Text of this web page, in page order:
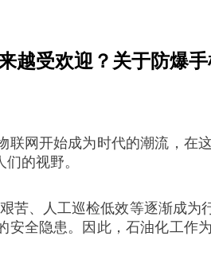
越受欢迎？关于防爆
联网开始成为时代的潮流，
的视野。
苦、人工巡检低效等逐渐成
安全隐患。因此，石油化工